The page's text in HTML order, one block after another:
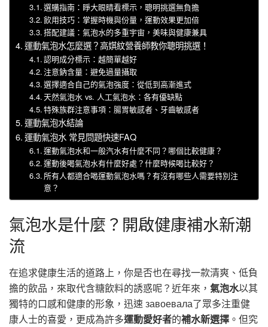
選購指南：睜大眼睛看標示，聰明挑選無負擔
飲用技巧：掌握時機與份量，運動效果更加倍
搭配建議：氣泡水的多重宇宙，美味與健康兼具
運動氣泡水怎麼選？高娸紋營養師教你聰明挑選！
認明成分標示：越簡單越好
注意鈉含量：避免過量攝取
選擇適合自己的氣泡強度：從低到高漸進式
天然氣泡水 vs. 人工氣泡水：各有優缺點
特殊族群注意事項：腸胃敏感者、牙齒敏感者
運動氣泡水結論
運動氣泡水 常見問題快速FAQ
運動氣泡水和一般汽水有什麼不同？哪個比較健康？
運動後喝氣泡水有什麼好處？什麼時候喝比較好？
所有人都適合喝運動氣泡水嗎？有沒有哪些人需要特別注
意？
氣泡水是什麼？開啟健康補水新潮
流
在追求健康生活的道路上，你是否也在尋找一款清爽、低負
擔的飲品，來取代含糖飲料的誘惑呢？近年來， 氣泡水以其
獨特的口感和健康的形象，迅速 завоевала了眾多注重健
康人士的喜愛，更成為許多運動愛好者的補水新選擇 。但究